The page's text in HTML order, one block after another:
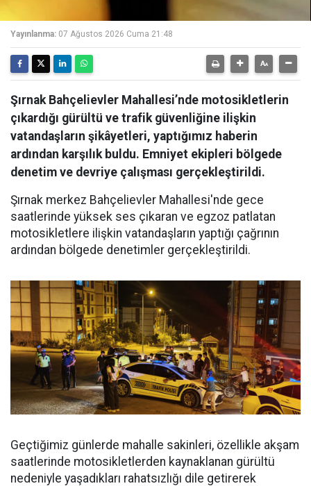
Yayınlanma: 07 Ağustos 2026 Cuma 21:48
Şırnak Bahçelievler Mahallesi’nde motosikletlerin
çıkardığı gürültü ve trafik güvenliğine ilişkin
vatandaşların şikâyetleri, yaptığımız haberin
ardından karşılık buldu. Emniyet ekipleri bölgede
denetim ve devriye çalışması gerçekleştirildi.
Şırnak merkez Bahçelievler Mahallesi'nde gece
saatlerinde yüksek ses çıkaran ve egzoz patlatan
motosikletlere ilişkin vatandaşların yaptığı çağrının
ardından bölgede denetimler gerçekleştirildi.
Geçtiğimiz günlerde mahalle sakinleri, özellikle akşam
saatlerinde motosikletlerden kaynaklanan gürültü
nedeniyle yaşadıkları rahatsızlığı dile getirerek